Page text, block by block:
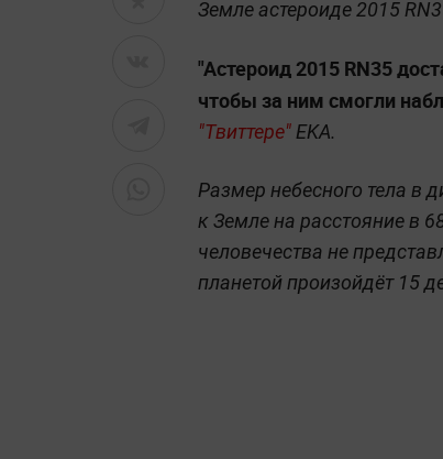
Земле астероиде 2015
"Астероид 2015 RN35
чтобы за ним смогли
"Твиттере" EKA.
Размер небесного тела в
к Земле на расстояние в
человечества не
планетой произойдёт 15